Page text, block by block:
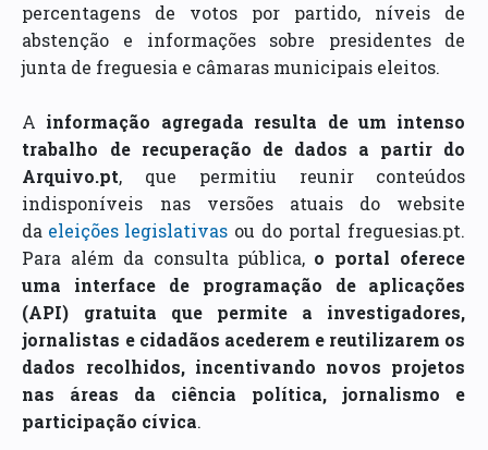
percentagens de votos por partido, níveis de
abstenção e informações sobre presidentes de
junta de freguesia e câmaras municipais eleitos.
A informação agregada resulta de um intenso
trabalho de recuperação de dados a partir do
Arquivo.pt, que permitiu reunir conteúdos
indisponíveis nas versões atuais do website
da eleições legislativas ou do portal freguesias.pt.
Para além da consulta pública, o portal oferece
uma interface de programação de aplicações
(API) gratuita que permite a investigadores,
jornalistas e cidadãos acederem e reutilizarem os
dados recolhidos, incentivando novos projetos
nas áreas da ciência política, jornalismo e
participação cívica.